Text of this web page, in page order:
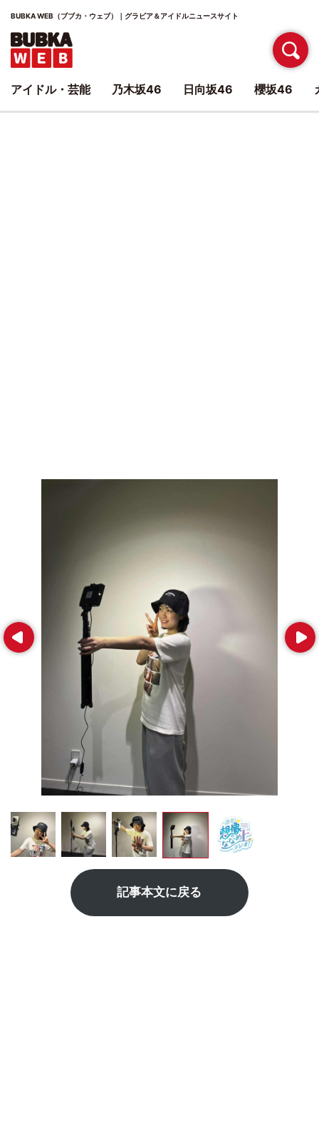
BUBKA WEB（ブブカ・ウェブ）｜グラビア＆アイドルニュースサイト
Prev Next
記事本文に戻る
アイドル・芸能 乃木坂46 日向坂46 櫻坂46